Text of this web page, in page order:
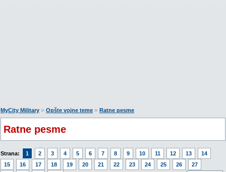
MyCity Military » Opšte vojne teme » Ratne pesme
Ratne pesme
Strana: 1 2 3 4 5 6 7 8 9 10 11 12 13
14
15
16 17 18 19 20 21 22 23 24 25 26
27